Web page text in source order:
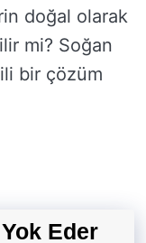
doğal olarak
mi? Soğan
bir çözüm
Eder